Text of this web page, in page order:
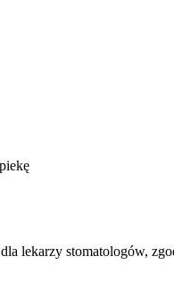
lekarzy stomatologów,